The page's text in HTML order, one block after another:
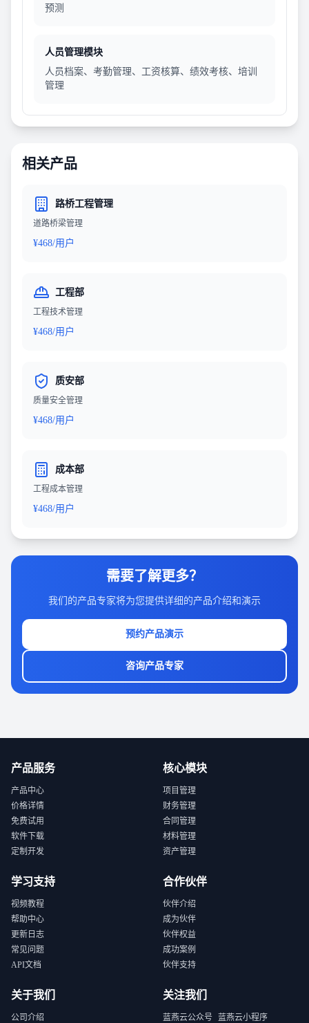
预测
人员管理模块
人员档案、考勤管理、工资核算、绩效考核、培训
管理
相关产品
路桥工程管理
道路桥梁管理
¥468/用户
工程部
工程技术管理
¥468/用户
质安部
质量安全管理
¥468/用户
成本部
工程成本管理
¥468/用户
需要了解更多？
我们的产品专家将为您提供详细的产品介绍和演示
预约产品演示
咨询产品专家
产品服务
产品中心
价格详情
免费试用
软件下载
定制开发
核心模块
项目管理
财务管理
合同管理
材料管理
资产管理
学习支持
视频教程
帮助中心
更新日志
常见问题
API文档
合作伙伴
伙伴介绍
成为伙伴
伙伴权益
成功案例
伙伴支持
关于我们
公司介绍
关注我们
蓝燕云公众号 蓝燕云小程序